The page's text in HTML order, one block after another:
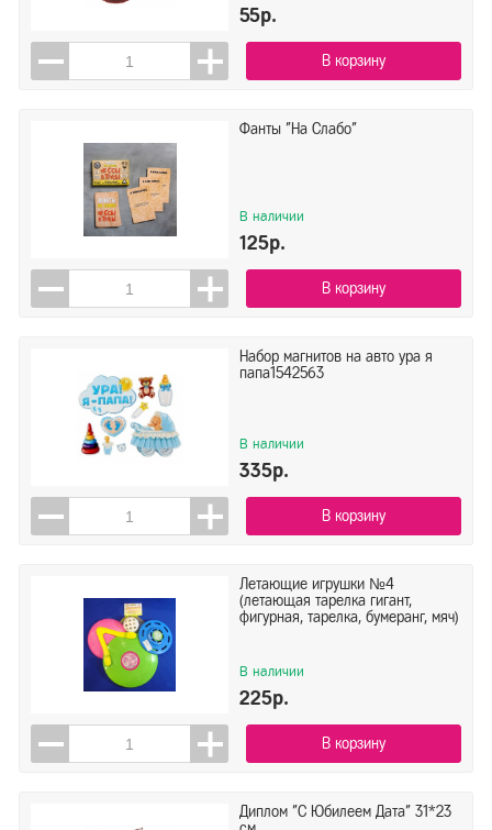
55р.
В корзину
Фанты "На Слабо"
В наличии
125р.
В корзину
Набор магнитов на авто ура я
папа1542563
В наличии
335р.
В корзину
Летающие игрушки №4
(летающая тарелка гигант,
фигурная, тарелка, бумеранг, мяч)
В наличии
225р.
В корзину
Диплом "С Юбилеем Дата" 31*23